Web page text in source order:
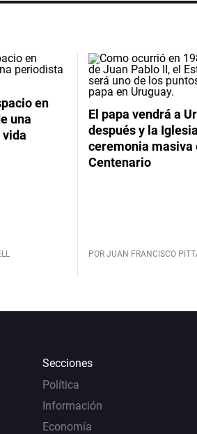
en
una
El papa vendrá a
después y la
ceremonia masiva
Centenario
POR JUAN FRANCISCO
Secciones
Política
Información
Economía